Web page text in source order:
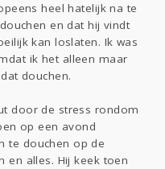
heel hatelijk na te
en dat hij vindt
kan loslaten. Ik was
ik het alleen maar
douchen.
door de stress rondom
op een avond
te douchen op de
en alles. Hij keek toen